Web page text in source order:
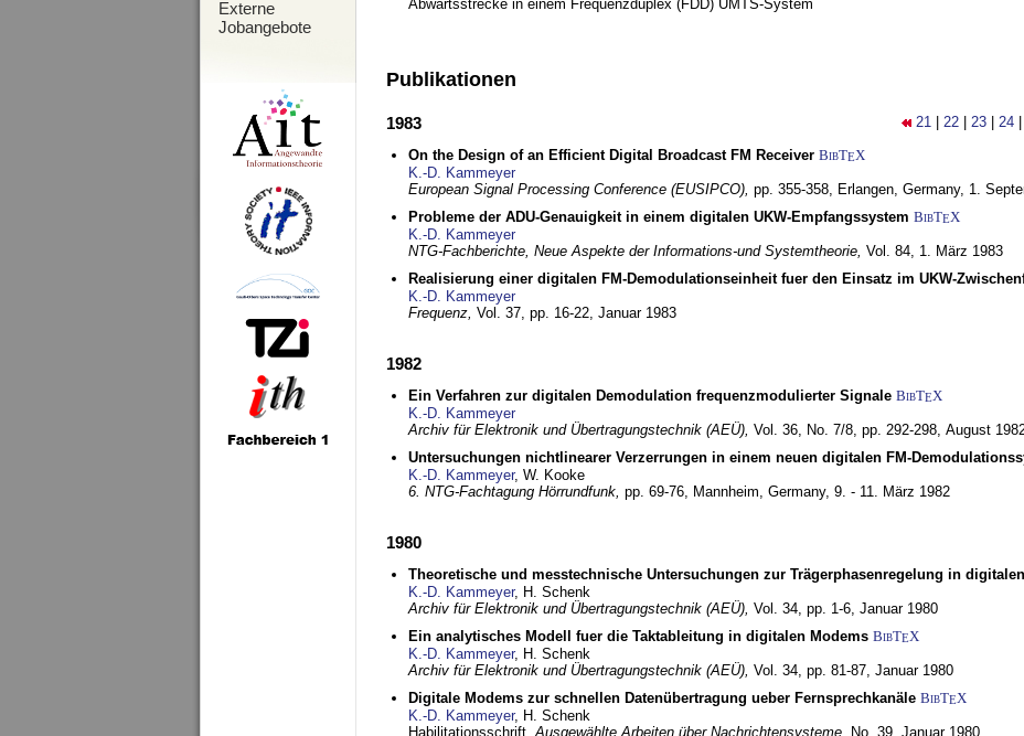
Externe
Jobangebote
Abwärtsstrecke in einem Frequenzduplex (FDD) UMTS-System
Publikationen
21 22 23 24
1983
On the Design of an Efficient Digital Broadcast FM Receiver BibTEX
K.-D. Kammeyer
European Signal Processing Conference (EUSIPCO), pp. 355-358, Erlangen, Germany, 1.
Probleme der ADU-Genauigkeit in einem digitalen UKW-Empfangssystem BibTEX
K.-D. Kammeyer
NTG-Fachberichte, Neue Aspekte der Informations-und Systemtheorie, Vol. 84, 1. März 1983
Realisierung einer digitalen FM-Demodulationseinheit fuer den Einsatz im UKW-
K.-D. Kammeyer
Frequenz, Vol. 37, pp. 16-22, Januar 1983
1982
Ein Verfahren zur digitalen Demodulation frequenzmodulierter Signale BibTEX
K.-D. Kammeyer
Archiv für Elektronik und Übertragungstechnik (AEÜ), Vol. 36, No. 7/8, pp. 292-298, August
Untersuchungen nichtlinearer Verzerrungen in einem neuen digitalen FM-
K.-D. Kammeyer, W. Kooke
6. NTG-Fachtagung Hörrundfunk, pp. 69-76, Mannheim, Germany, 9. - 11. März 1982
1980
Theoretische und messtechnische Untersuchungen zur Trägerphasenregelung in
K.-D. Kammeyer, H. Schenk
Archiv für Elektronik und Übertragungstechnik (AEÜ), Vol. 34, pp. 1-6, Januar 1980
Ein analytisches Modell fuer die Taktableitung in digitalen Modems BibTEX
K.-D. Kammeyer, H. Schenk
Archiv für Elektronik und Übertragungstechnik (AEÜ), Vol. 34, pp. 81-87, Januar 1980
Digitale Modems zur schnellen Datenübertragung ueber Fernsprechkanäle BibTEX
K.-D. Kammeyer, H. Schenk
Habilitationsschrift, Ausgewählte Arbeiten über Nachrichtensysteme, No. 39, Januar 1980